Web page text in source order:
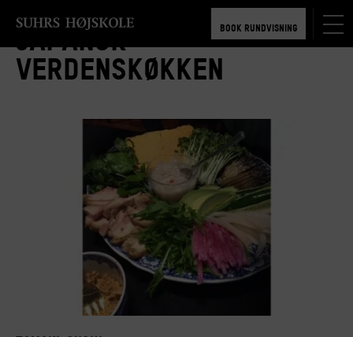
BOOK RUNDVISNING
Japansk
Verdenskøkken